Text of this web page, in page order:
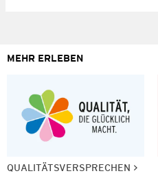
MEHR ERLEBEN
QUALITÄTSVERSPRECHEN